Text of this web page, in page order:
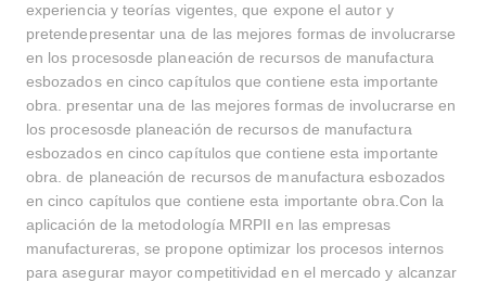
experiencia y teorías vigentes, que expone el autor y
pretendepresentar una de las mejores formas de involucrarse
en los procesosde planeación de recursos de manufactura
esbozados en cinco capítulos que contiene esta importante
obra. presentar una de las mejores formas de involucrarse en
los procesosde planeación de recursos de manufactura
esbozados en cinco capítulos que contiene esta importante
obra. de planeación de recursos de manufactura esbozados
en cinco capítulos que contiene esta importante obra.Con la
aplicación de la metodología MRPII en las empresas
manufactureras, se propone optimizar los procesos internos
para asegurar mayor competitividad en el mercado y alcanzar